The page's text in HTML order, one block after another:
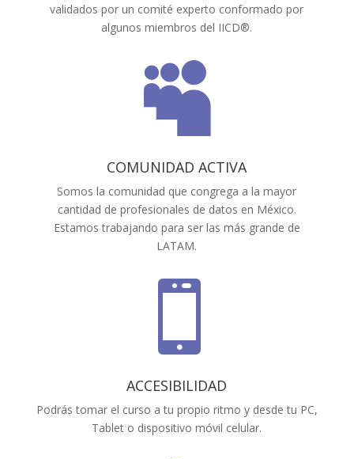
validados por un comité experto conformado por
algunos miembros del IICD®.

COMUNIDAD ACTIVA
Somos la comunidad que congrega a la mayor
cantidad de profesionales de datos en México.
Estamos trabajando para ser las más grande de
LATAM.

ACCESIBILIDAD
Podrás tomar el curso a tu propio ritmo y desde tu PC,
Tablet o dispositivo móvil celular.